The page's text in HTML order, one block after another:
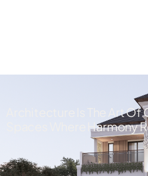
Architecture Is The Art
Spaces Where Harmony